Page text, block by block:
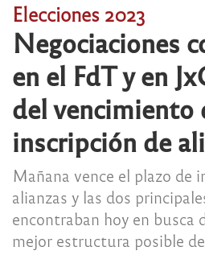
Elecciones 2023
Negociaciones
en el FdT y en
del vencimiento
inscripción de
Mañana vence el plazo de
alianzas y las dos
encontraban hoy en busca
mejor estructura posible de